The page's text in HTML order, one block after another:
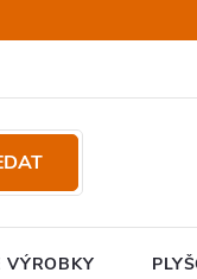
VÝROBKY